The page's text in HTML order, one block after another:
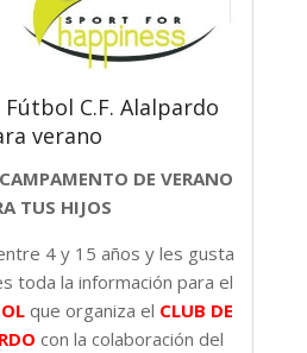
Fútbol C.F. Alalpardo
verano
DE VERANO
TUS HIJOS
4 y 15 años y les gusta
toda la información para el
que organiza el CLUB DE
con la colaboración del